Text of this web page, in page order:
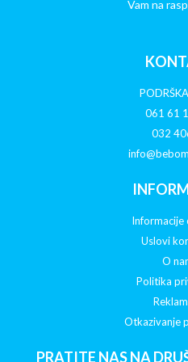
Vam na
061 61
032
Informacije
Uslovi
O
Politika
Otkazivanje
PRATITE NAS NA